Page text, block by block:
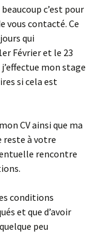
c’est pour
vous contacté. Ce
qui
Février et le 23
mon stage
si cela est
CV ainsi que ma
à votre
rencontre
conditions
et que d’avoir
peu